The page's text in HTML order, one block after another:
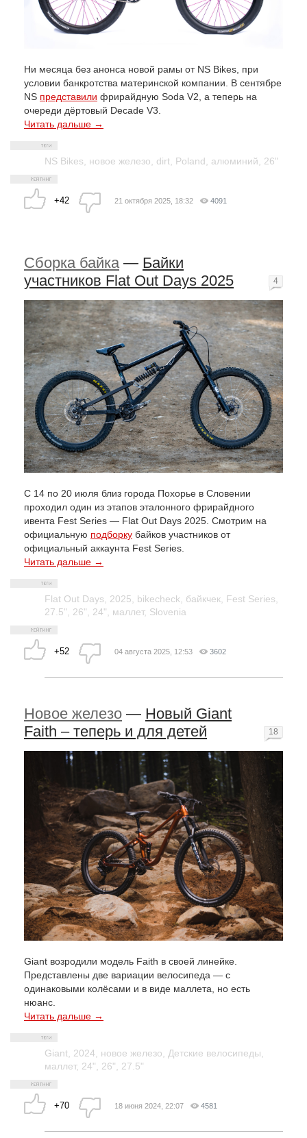
Ни месяца без анонса новой рамы от NS Bikes, при
условии банкротства материнской компании. В сентябре
NS представили фрирайдную Soda V2, а теперь на
очереди дёртовый Decade V3.
Читать дальше →
NS Bikes новое железо dirt Poland алюминий 26"
+42 21 октября 2025, 18:32 4091
Сборка байка — Байки
участников Flat Out Days 2025
С 14 по 20 июля близ города Похорье в Словении
проходил один из этапов эталонного фрирайдного
ивента Fest Series — Flat Out Days 2025. Смотрим на
официальную подборку байков участников от
официальный аккаунта Fest Series.
Читать дальше →
Flat Out Days 2025 bikecheck байкчек Fest Series
27.5"
26" 24" маллет, Slovenia
+52
4
04 августа 2025, 12:53 3602
Новое железо — Новый Giant
Faith – теперь и для детей
Giant возродили модель Faith в своей линейке.
Представлены две вариации велосипеда — с
одинаковыми колёсами и в виде маллета, но есть
нюанс.
Читать дальше →
Giant 2024 новое железо Детские велосипеды
маллет, 24" 26" 27.5"
+70
18
18 июня 2024, 22:07 4581